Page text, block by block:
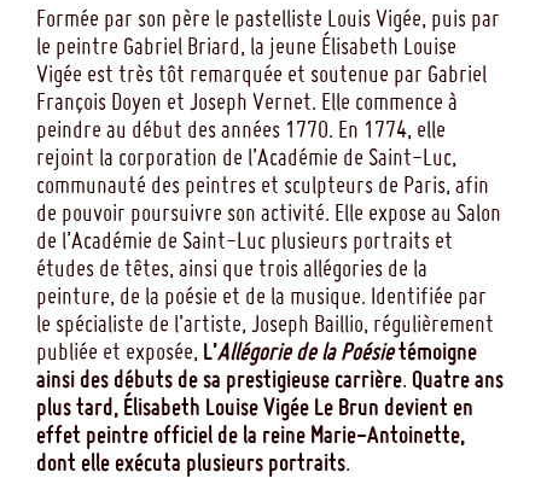
Formée par son père le pastelliste Louis Vigée, puis par
le peintre Gabriel Briard, la jeune Élisabeth Louise
Vigée est très tôt remarquée et soutenue par Gabriel
François Doyen et Joseph Vernet. Elle commence à
peindre au début des années 1770. En 1774, elle
rejoint la corporation de l’Académie de Saint-Luc,
communauté des peintres et sculpteurs de Paris, afin
de pouvoir poursuivre son activité. Elle expose au Salon
de l’Académie de Saint-Luc plusieurs portraits et
études de têtes, ainsi que trois allégories de la
peinture, de la poésie et de la musique. Identifiée par
le spécialiste de l’artiste, Joseph Baillio, régulièrement
publiée et exposée, L’Allégorie de la Poésietémoigne
ainsi des débuts de sa prestigieuse carrière. Quatre ans
plus tard, Élisabeth Louise Vigée Le Brun devient en
effet peintre officiel de la reine Marie-Antoinette,
dont elle exécuta plusieurs portraits.